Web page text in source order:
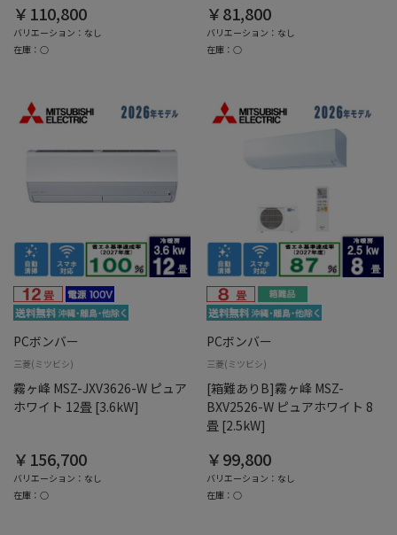
￥110,800
バリエーション：なし
在庫：○
￥81,800
バリエーション：なし
在庫：○
PCボンバー
三菱(ミツビシ)
霧ヶ峰 MSZ-JXV3626-W ピュア
ホワイト 12畳 [3.6kW]
￥156,700
バリエーション：なし
在庫：○
PCボンバー
三菱(ミツビシ)
[箱難ありB]霧ヶ峰 MSZ-
BXV2526-W ピュアホワイト 8
畳 [2.5kW]
￥99,800
バリエーション：なし
在庫：○